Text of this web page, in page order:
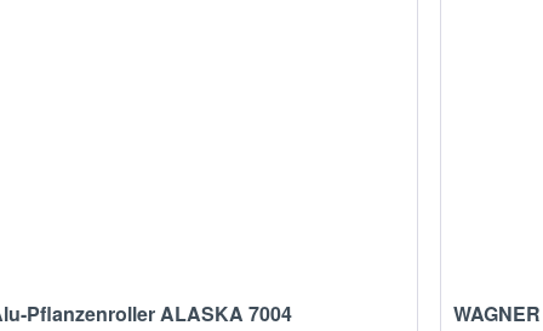
Pflanzenroller ALASKA 7004